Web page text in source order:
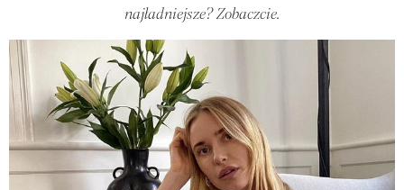
najładniejsze? Zobaczcie.